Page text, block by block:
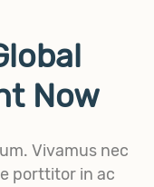
Now
Vivamus nec
porttitor in ac